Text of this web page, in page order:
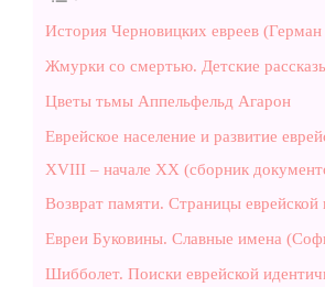
История Черновицких евреев
Жмурки со смертью. Детские
Цветы тьмы Аппельфельд Агарон
Еврейское население и развитие
ХVIII – начале ХХ (сборник
Возврат памяти. Страницы
Евреи Буковины. Славные имена
Шибболет. Поиски еврейской